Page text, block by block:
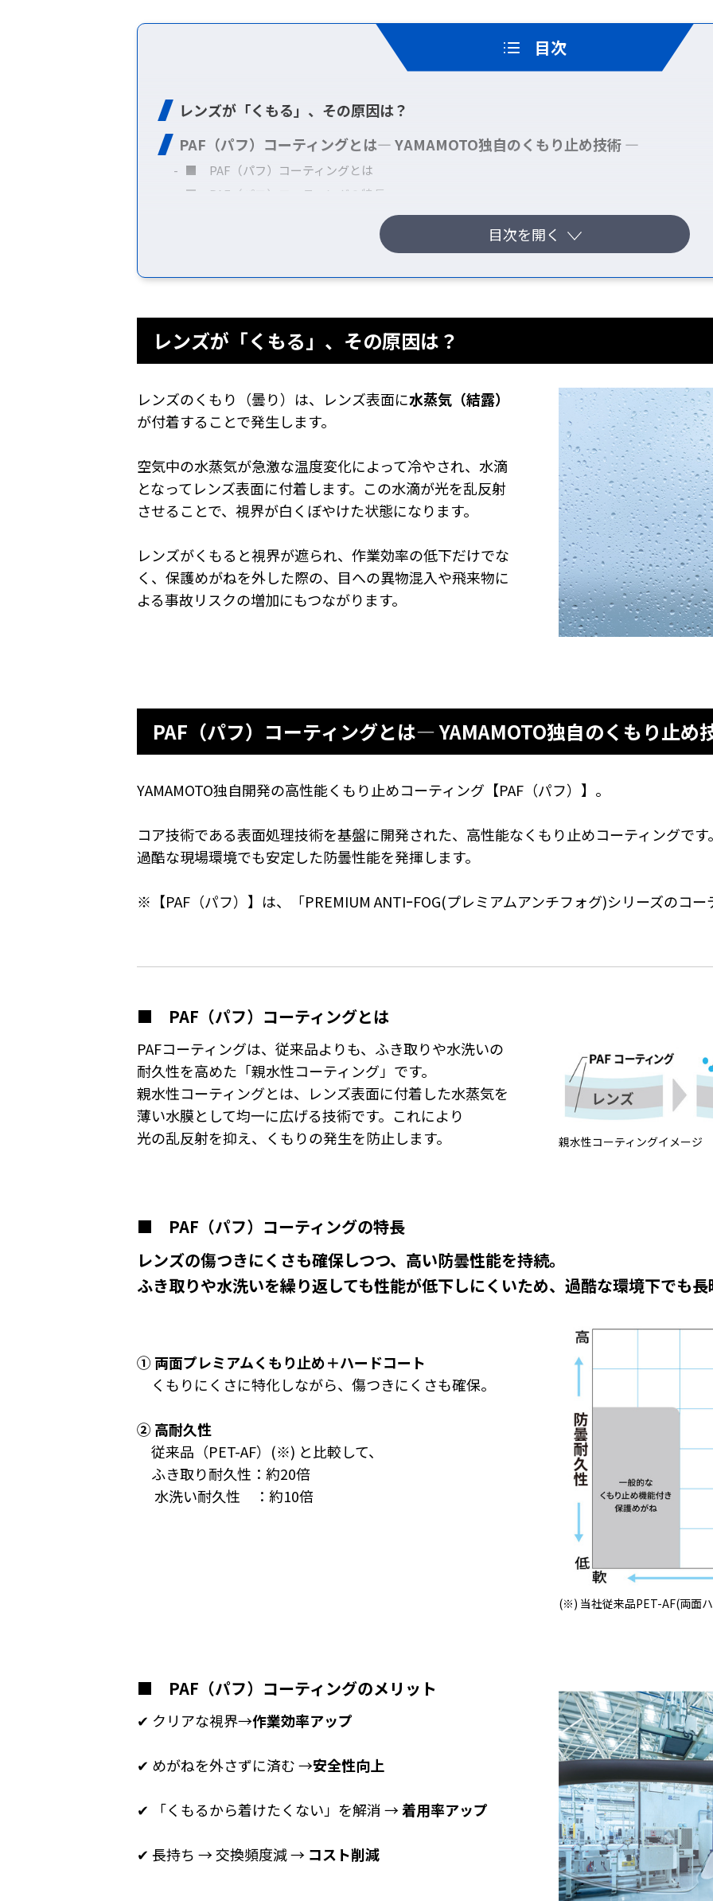
目次
レンズが「くもる」、その原因は？
PAF（パフ）コーティングとは― YAMAMOTO独自のくもり止め技術 ―
■ PAF（パフ）コーティングとは
■ PAF（パフ）コーティングの特長
PAF（パフ）の実力を動画でチェック！
レンズが「くもる」、その原因は？
レンズのくもり（曇り）は、レンズ表面に水蒸気（結露）
が付着することで発生します。
空気中の水蒸気が急激な温度変化によって冷やされ、水滴
となってレンズ表面に付着します。この水滴が光を乱反射
させることで、視界が白くぼやけた状態になります。
レンズがくもると視界が遮られ、作業効率の低下だけでな
く、保護めがねを外した際の、目への異物混入や飛来物に
よる事故リスクの増加にもつながります。
PAF（パフ）コーティングとは― YAMAMOTO独自のくもり止め
YAMAMOTO独自開発の高性能くもり止めコーティング【PAF（パフ）】。
コア技術である表面処理技術を基盤に開発された、高性能なくもり止めコーティングです
過酷な現場環境でも安定した防曇性能を発揮します。
※【PAF（パフ）】は、「PREMIUM ANTIｰFOG(プレミアムアンチフォグ)シリーズのコー
■ PAF（パフ）コーティングとは
親水性コーティングイメージ
PAFコーティングは、従来品よりも、ふき取りや水洗いの
耐久性を高めた「親水性コーティング」です。
親水性コーティングとは、レンズ表面に付着した水蒸気を
薄い水膜として均一に広げる技術です。これにより
光の乱反射を抑え、くもりの発生を防止します。
■ PAF（パフ）コーティングの特長
レンズの傷つきにくさも確保しつつ、高い防曇性能を持続。
ふき取りや水洗いを繰り返しても性能が低下しにくいため、過酷な環境下でも
(※) 当社従来品PET-AF(両面
① 両面プレミアムくもり止め＋ハードコート
くもりにくさに特化しながら、傷つきにくさも確保。
② 高耐久性
従来品（PET-AF）(※) と比較して、
ふき取り耐久性：約20倍
水洗い耐久性 ：約10倍
■ PAF（パフ）コーティングのメリット
✔ クリアな視界→作業効率アップ
✔ めがねを外さずに済む →安全性向上
✔ 「くもるから着けたくない」を解消 →着用率アップ
✔ 長持ち → 交換頻度減 → コスト削減